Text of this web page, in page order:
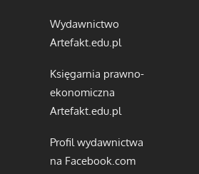
Wydawnictwo
Artefakt.edu.pl
Księgarnia prawno-
ekonomiczna
Artefakt.edu.pl
Profil wydawnictwa
na Facebook.com